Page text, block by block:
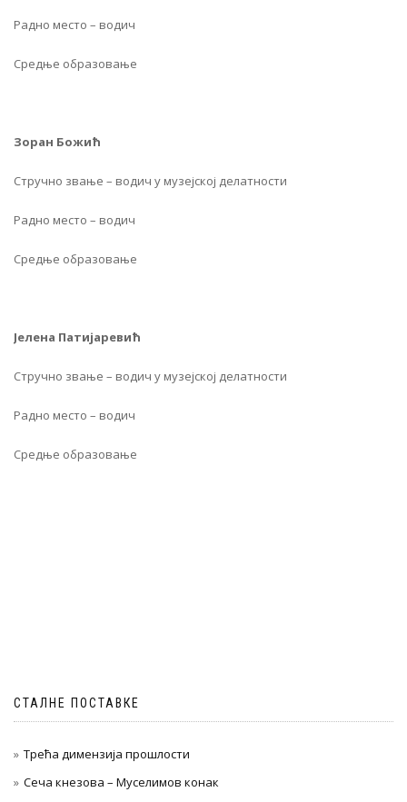
Радно место – водич
Средње образовање
Зоран Божић
Стручно звање – водич у музејској делатности
Радно место – водич
Средње образовање
Јелена Патијаревић
Стручно звање – водич у музејској делатности
Радно место – водич
Средње образовање
СТАЛНЕ ПОСТАВКЕ
Трећа димензија прошлости
Сеча кнезова – Муселимов конак